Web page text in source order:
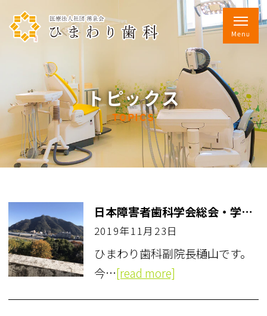
トピックス
TOPICS
日本障害者歯科学会総会・学術大会
2019年11月23日
ひまわり歯科副院長樋山です。
今…[read more]